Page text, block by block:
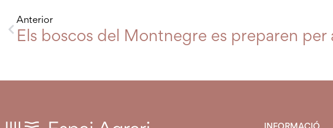
Anterior
Els boscos del Montnegre es preparen per
INFORMACIÓ